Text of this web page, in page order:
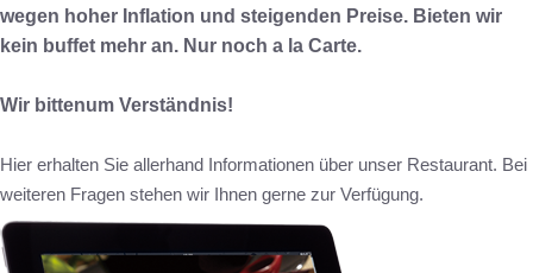
wegen hoher Inflation und steigenden Preise. Bieten wir
kein buffet mehr an. Nur noch a la Carte.
Wir bittenum Verständnis!
Hier erhalten Sie allerhand Informationen über unser Restaurant. Bei
weiteren Fragen stehen wir Ihnen gerne zur Verfügung.